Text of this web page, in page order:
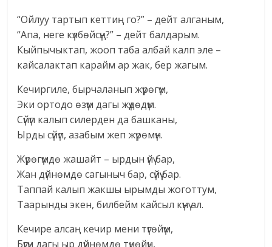
“Ойлуу тартып кеттиң го?” – дейт алганым,
“Апа, неге күлбөйсүң?” – дейт балдарым.
Кыйпычыктап, жооп таба албай калп эле –
кайсалактап карайм ар жак, бер жагым.
Кечиргиле, бырчаланып жүрөгүм,
Эки ортодо өзүм дагы жүдөдүм.
Сүйүп калып силерден да башканы,
Ырды сүйүп, азабым жеп жүрөмүн.
Жүрөгүмдө жашайт – ырдын үйү бар,
Жан дүйнөмдө сагыныч бар, сүйүү бар.
Таппай калып жакшы ырымды жоготтум,
Таарынды экен, билбейм кайсыл күнү ал.
Кечире алсаң кечир мени түгөйүм,
Бүгүн дагы ыр дүйнөмдө түнөйүн,